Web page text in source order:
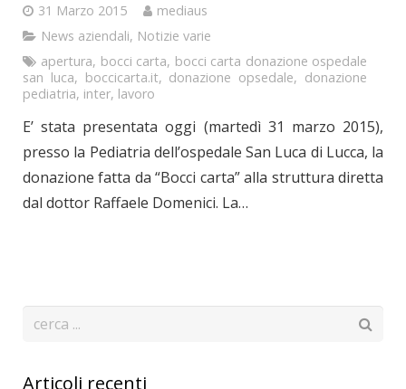
31 Marzo 2015
mediaus
News aziendali, Notizie varie
apertura, bocci carta, bocci carta donazione ospedale
san luca, boccicarta.it, donazione opsedale, donazione
pediatria, inter, lavoro
E’ stata presentata oggi (martedì 31 marzo 2015),
presso la Pediatria dell’ospedale San Luca di Lucca, la
donazione fatta da “Bocci carta” alla struttura diretta
dal dottor Raffaele Domenici. La…
Articoli recenti